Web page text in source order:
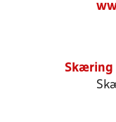
Skæring